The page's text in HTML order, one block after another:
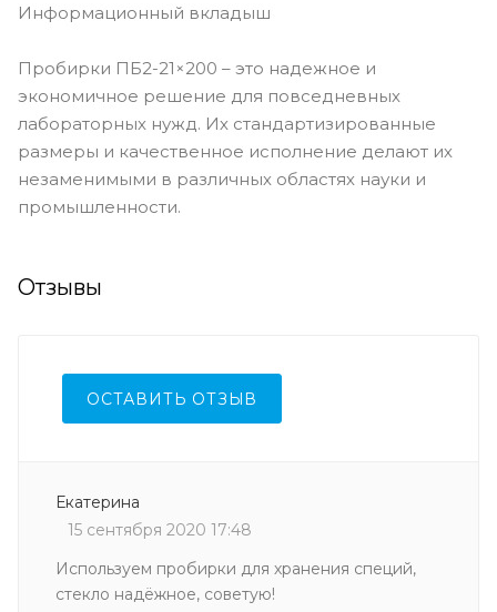
Информационный вкладыш
Пробирки ПБ2-21×200 – это надежное и
экономичное решение для повседневных
лабораторных нужд. Их стандартизированные
размеры и качественное исполнение делают их
незаменимыми в различных областях науки и
промышленности.
Отзывы
ОСТАВИТЬ ОТЗЫВ
Екатерина
15 сентября 2020 17:48
Используем пробирки для хранения специй,
стекло надёжное, советую!